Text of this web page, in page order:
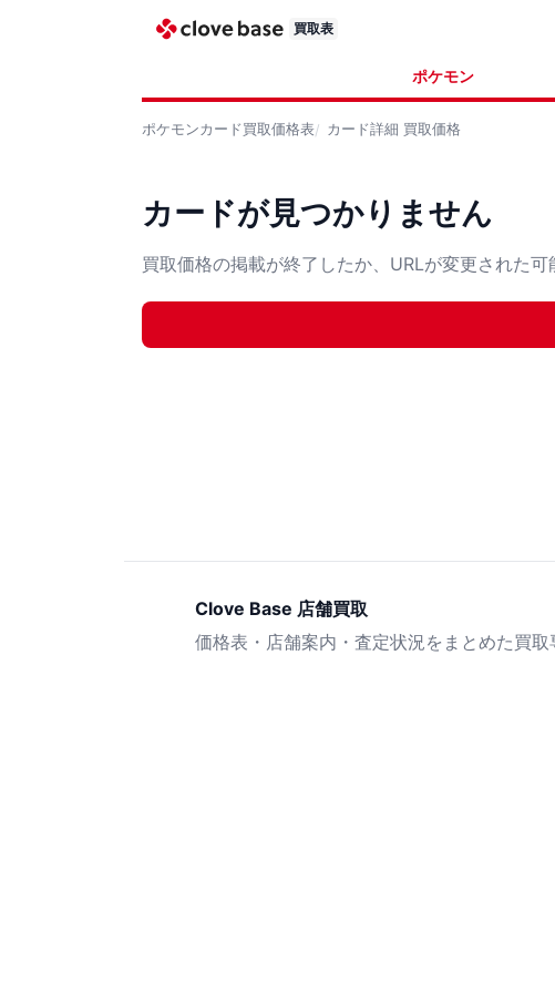
買取表
ポケモン
ポケモンカード買取価格表 カード詳細 買取価格
カードが見つかりません
買取価格の掲載が終了したか、URLが変更された可
Clove Base 店舗買取
価格表・店舗案内・査定状況をまとめた買取